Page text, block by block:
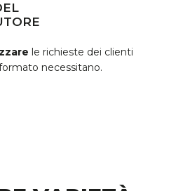
le richieste dei clienti
necessitano.